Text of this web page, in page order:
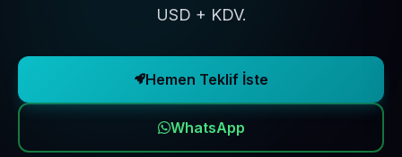
USD + KDV.
Hemen Teklif İste
WhatsApp